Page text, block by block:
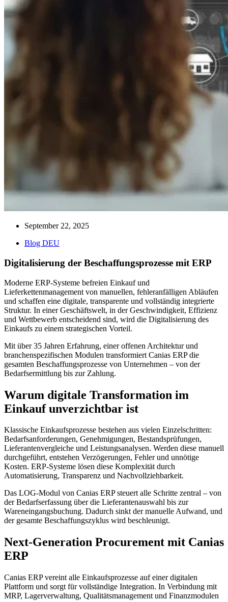
September 22, 2025
Blog DEU
Digitalisierung der Beschaffungsprozesse mit ERP
Moderne ERP-Systeme befreien Einkauf und
Lieferkettenmanagement von manuellen, fehleranfälligen Abläufen
und schaffen eine digitale, transparente und vollständig integrierte
Struktur. In einer Geschäftswelt, in der Geschwindigkeit, Effizienz
und Wettbewerb entscheidend sind, wird die Digitalisierung des
Einkaufs zu einem strategischen Vorteil.
Mit über 35 Jahren Erfahrung, einer offenen Architektur und
branchenspezifischen Modulen transformiert Canias ERP die
gesamten Beschaffungsprozesse von Unternehmen – von der
Bedarfsermittlung bis zur Zahlung.
Warum digitale Transformation im
Einkauf unverzichtbar ist
Klassische Einkaufsprozesse bestehen aus vielen Einzelschritten:
Bedarfsanforderungen, Genehmigungen, Bestandsprüfungen,
Lieferantenvergleiche und Leistungsanalysen. Werden diese manuell
durchgeführt, entstehen Verzögerungen, Fehler und unnötige
Kosten. ERP-Systeme lösen diese Komplexität durch
Automatisierung, Transparenz und Nachvollziehbarkeit.
Das LOG-Modul von Canias ERP steuert alle Schritte zentral – von
der Bedarfserfassung über die Lieferantenauswahl bis zur
Wareneingangsbuchung. Dadurch sinkt der manuelle Aufwand, und
der gesamte Beschaffungszyklus wird beschleunigt.
Next-Generation Procurement mit Canias
ERP
Canias ERP vereint alle Einkaufsprozesse auf einer digitalen
Plattform und sorgt für vollständige Integration. In Verbindung mit
MRP, Lagerverwaltung, Qualitätsmanagement und Finanzmodulen